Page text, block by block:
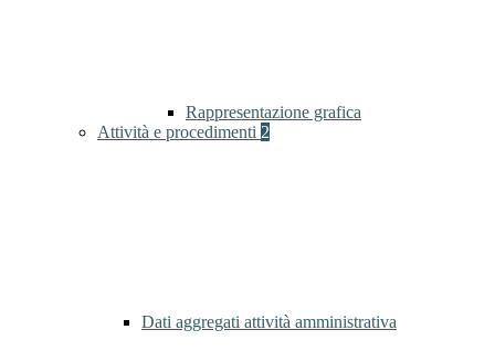
Rappresentazione grafica
Attività e procedimenti 2
Dati aggregati attività amministrativa